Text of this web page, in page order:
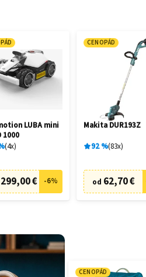
LUBA mini
1000
4x
€ -6%
CENOPÁD
Makita DUR193Z
92% 83x
od 62,70 €
CENOPÁD